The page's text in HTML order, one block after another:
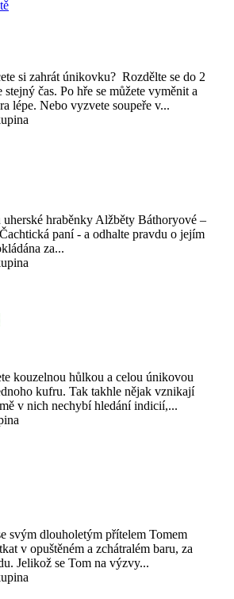
si zahrát únikovku? Rozdělte se do 2
čas. Po hře se můžete vyměnit a
lépe. Nebo vyzvete soupeře v...
uherské hraběnky Alžběty Báthoryové –
paní - a odhalte pravdu o jejím
za...
kouzelnou hůlkou a celou únikovou
kufru. Tak takhle nějak vznikají
v nich nechybí hledání indicií,...
svým dlouholetým přítelem Tomem
v opuštěném a zchátralém baru, za
Jelikož se Tom na výzvy...